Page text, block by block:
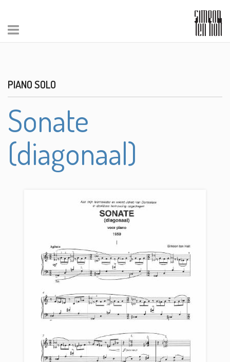
PIANO SOLO
Sonate
(diagonaal)